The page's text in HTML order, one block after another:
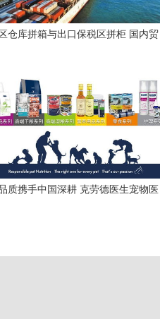
仓库拼箱与出口保税区拼柜 国内贸
质携手中国深耕 克劳德医生宠物医